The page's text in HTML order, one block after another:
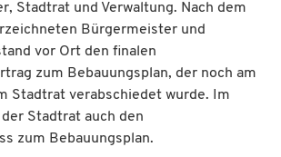
Stadtrat und Verwaltung. Nach dem
Bürgermeister und
vor Ort den finalen
zum Bebauungsplan, der noch am
Stadtrat verabschiedet wurde. Im
Stadtrat auch den
zum Bebauungsplan.